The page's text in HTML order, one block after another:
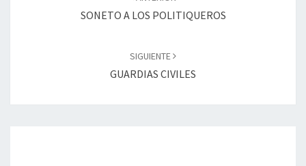
SONETO A LOS POLITIQUEROS
SIGUIENTE
GUARDIAS CIVILES